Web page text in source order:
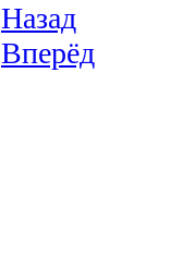
Назад
Вперёд